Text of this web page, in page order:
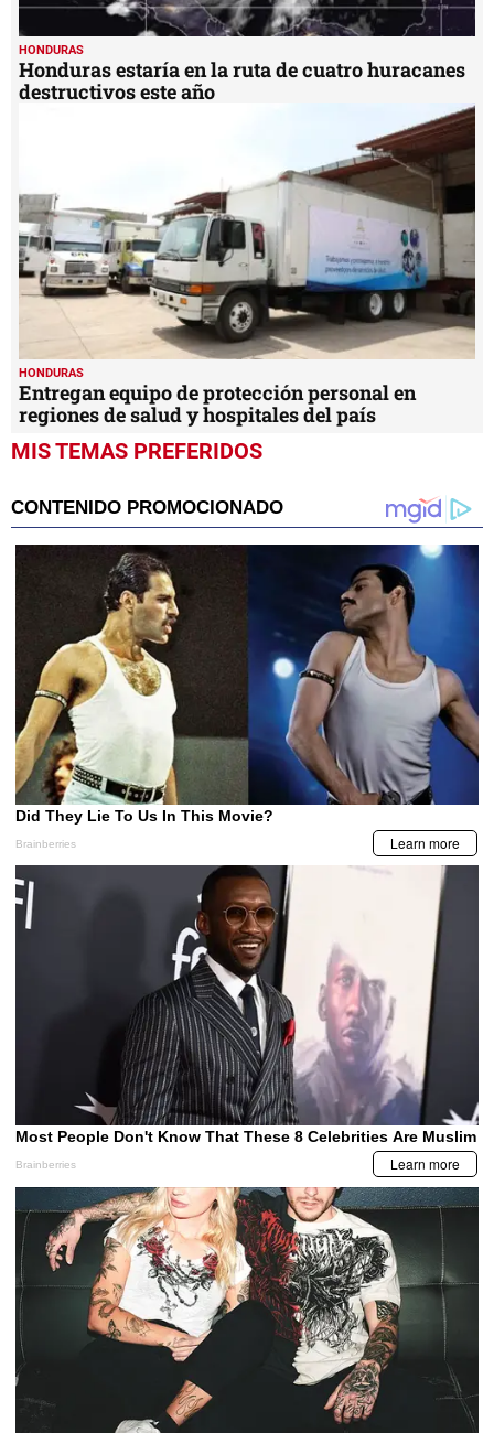
HONDURAS
Honduras estaría en la ruta de cuatro huracanes
destructivos este año
HONDURAS
Entregan equipo de protección personal en
regiones de salud y hospitales del país
MIS TEMAS PREFERIDOS